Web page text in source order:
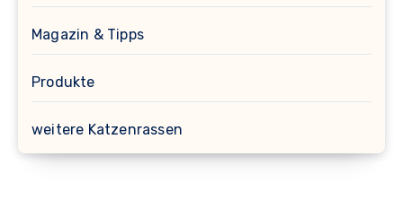
Magazin & Tipps
Produkte
weitere Katzenrassen